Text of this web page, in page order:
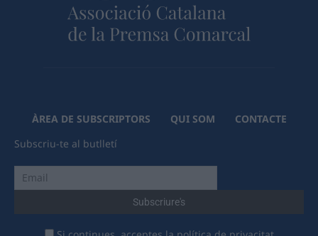
ÀREA DE SUBSCRIPTORS QUI SOM
CONTACTE
Subscriu-te al butlletí